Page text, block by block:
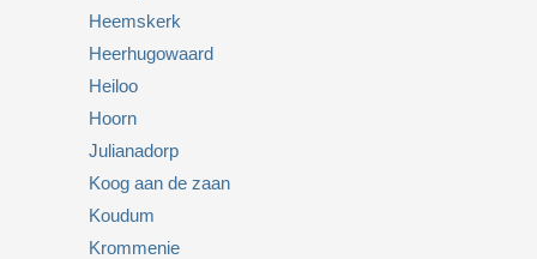
Heemskerk
Heerhugowaard
Heiloo
Hoorn
Julianadorp
Koog aan de zaan
Koudum
Krommenie